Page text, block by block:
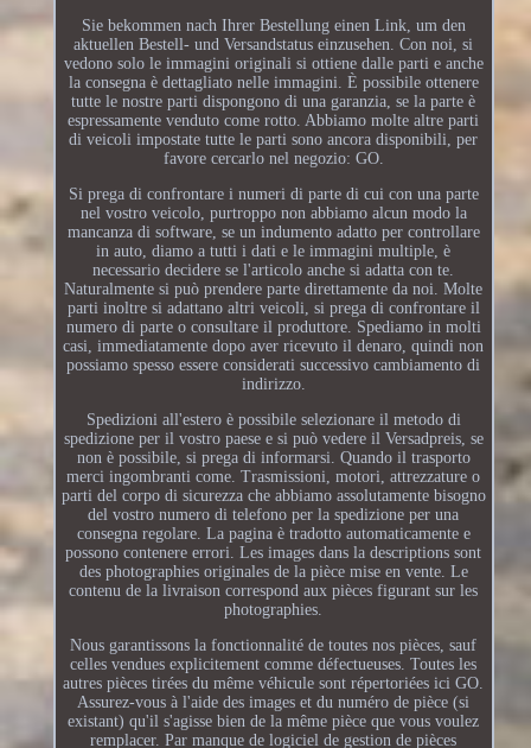
Sie bekommen nach Ihrer Bestellung einen Link, um den
aktuellen Bestell- und Versandstatus einzusehen. Con noi, si
vedono solo le immagini originali si ottiene dalle parti e anche
la consegna è dettagliato nelle immagini. È possibile ottenere
tutte le nostre parti dispongono di una garanzia, se la parte è
espressamente venduto come rotto. Abbiamo molte altre parti
di veicoli impostate tutte le parti sono ancora disponibili, per
favore cercarlo nel negozio: GO.
Si prega di confrontare i numeri di parte di cui con una parte
nel vostro veicolo, purtroppo non abbiamo alcun modo la
mancanza di software, se un indumento adatto per controllare
in auto, diamo a tutti i dati e le immagini multiple, è
necessario decidere se l'articolo anche si adatta con te.
Naturalmente si può prendere parte direttamente da noi. Molte
parti inoltre si adattano altri veicoli, si prega di confrontare il
numero di parte o consultare il produttore. Spediamo in molti
casi, immediatamente dopo aver ricevuto il denaro, quindi non
possiamo spesso essere considerati successivo cambiamento di
indirizzo.
Spedizioni all'estero è possibile selezionare il metodo di
spedizione per il vostro paese e si può vedere il Versadpreis, se
non è possibile, si prega di informarsi. Quando il trasporto
merci ingombranti come. Trasmissioni, motori, attrezzature o
parti del corpo di sicurezza che abbiamo assolutamente bisogno
del vostro numero di telefono per la spedizione per una
consegna regolare. La pagina è tradotto automaticamente e
possono contenere errori. Les images dans la descriptions sont
des photographies originales de la pièce mise en vente. Le
contenu de la livraison correspond aux pièces figurant sur les
photographies.
Nous garantissons la fonctionnalité de toutes nos pièces, sauf
celles vendues explicitement comme défectueuses. Toutes les
autres pièces tirées du même véhicule sont répertoriées ici GO.
Assurez-vous à l'aide des images et du numéro de pièce (si
existant) qu'il s'agisse bien de la même pièce que vous voulez
remplacer. Par manque de logiciel de gestion de pièces